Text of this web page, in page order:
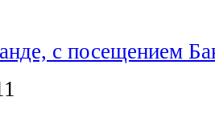
с посещением